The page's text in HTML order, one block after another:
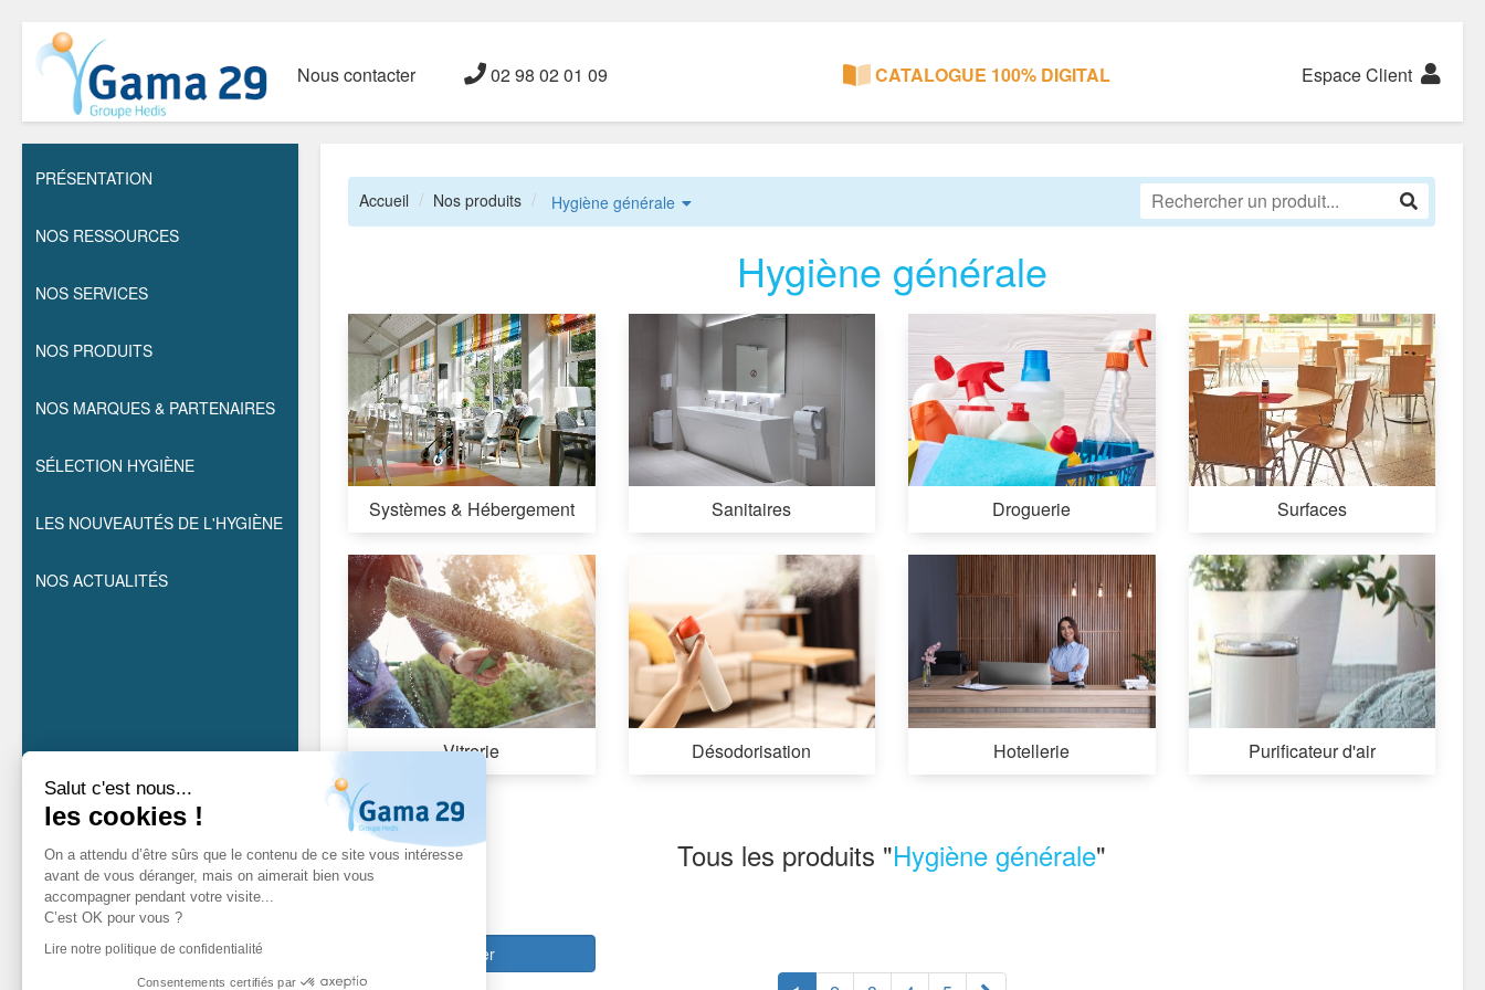
Salut c'est nous...
les cookies !
On a attendu d’être sûrs que le contenu de ce site vous intéresse
avant de vous déranger, mais on aimerait bien vous
accompagner pendant votre visite...
C’est OK pour vous ?
Lire notre politique de confidentialité
Consentements certifiés par
Nous contacter 02 98 02 01 09 CATALOGUE 100% DIGITAL Espace Client
PRÉSENTATION
NOS RESSOURCES
NOS SERVICES
NOS PRODUITS
NOS MARQUES & PARTENAIRES
SÉLECTION HYGIÈNE
LES NOUVEAUTÉS DE L'HYGIÈNE
NOS ACTUALITÉS
Accueil Nos produits Hygiène générale
Hygiène générale
Systèmes & Hébergement Sanitaires Droguerie Surfaces
Vitrerie Désodorisation Hotellerie Purificateur d'air
Tous les produits "Hygiène générale"
Valider